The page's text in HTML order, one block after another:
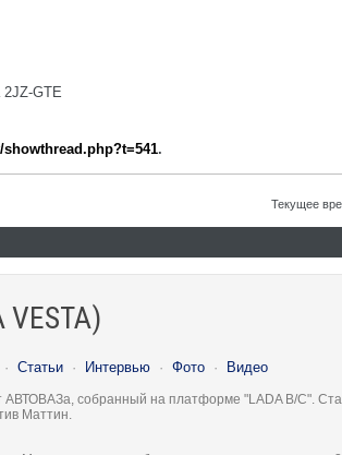
GTE
.
Текущее
· Статьи · Интервью · Фото · Видео
собранный на платформе "LADA B/C".
Маттин.